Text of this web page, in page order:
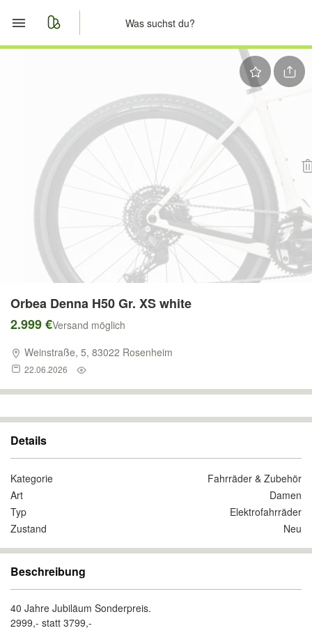
Nachrichten
Anzeige aufgeben
Orbea Denna H50 Gr. XS white
2.999 €Versand möglich
Weinstraße, 5, 83022 Rosenheim
22.06.2026
Details
Kategorie
Fahrräder & Zubehör
Art
Damen
Typ
Elektrofahrräder
Zustand
Neu
Beschreibung
40 Jahre Jubiläum Sonderpreis.
2999,- statt 3799,-